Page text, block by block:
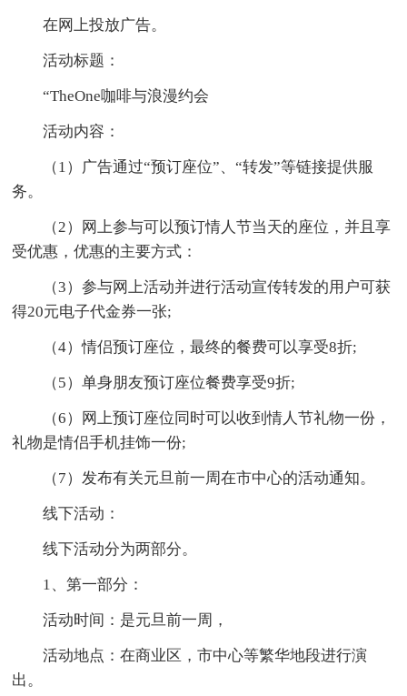
在网上投放广告。
活动标题：
“TheOne咖啡与浪漫约会
活动内容：
（1）广告通过“预订座位”、“转发”等链接提供服
务。
（2）网上参与可以预订情人节当天的座位，并且享
受优惠，优惠的主要方式：
（3）参与网上活动并进行活动宣传转发的用户可获
得20元电子代金券一张;
（4）情侣预订座位，最终的餐费可以享受8折;
（5）单身朋友预订座位餐费享受9折;
（6）网上预订座位同时可以收到情人节礼物一份，
礼物是情侣手机挂饰一份;
（7）发布有关元旦前一周在市中心的活动通知。
线下活动：
线下活动分为两部分。
1、第一部分：
活动时间：是元旦前一周，
活动地点：在商业区，市中心等繁华地段进行演
出。